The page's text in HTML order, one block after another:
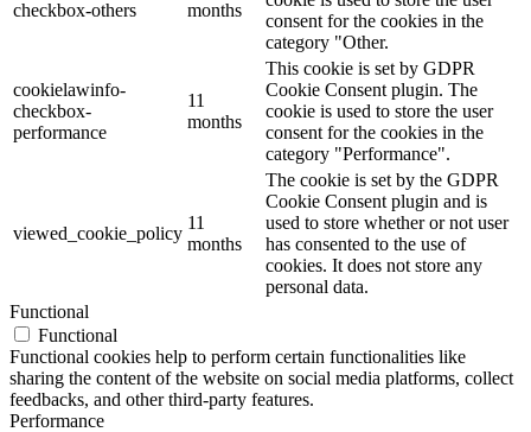
checkbox-others
months
consent for the cookies in the
category "Other.
cookielawinfo-
checkbox-
performance
11
months
This cookie is set by GDPR
Cookie Consent plugin. The
cookie is used to store the user
consent for the cookies in the
category "Performance".
viewed_cookie_policy
11
months
The cookie is set by the GDPR
Cookie Consent plugin and is
used to store whether or not user
has consented to the use of
cookies. It does not store any
personal data.
Functional
Functional
Functional cookies help to perform certain functionalities like
sharing the content of the website on social media platforms, collect
feedbacks, and other third-party features.
Performance